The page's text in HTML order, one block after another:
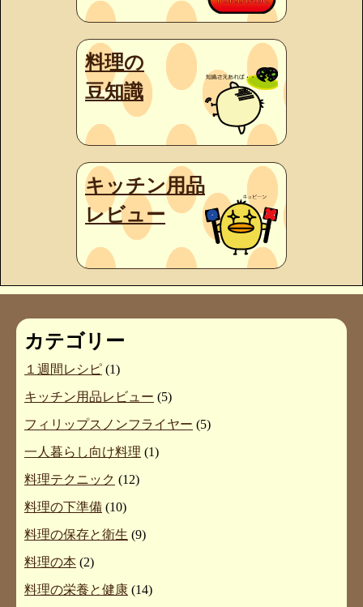
料理の
豆知識
キッチン用品
レビュー
カテゴリー
１週間レシピ (1)
キッチン用品レビュー (5)
フィリップスノンフライヤー (5)
一人暮らし向け料理 (1)
料理テクニック (12)
料理の下準備 (10)
料理の保存と衛生 (9)
料理の本 (2)
料理の栄養と健康 (14)